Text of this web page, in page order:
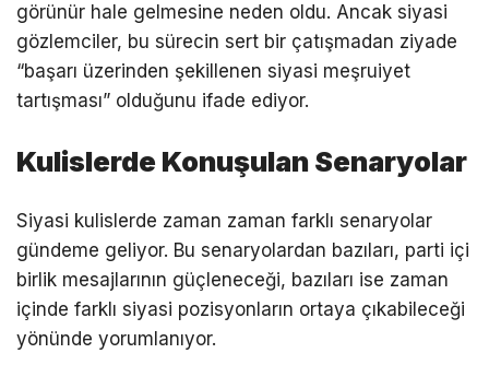
görünür hale gelmesine neden oldu. Ancak siyasi
gözlemciler, bu sürecin sert bir çatışmadan ziyade
“başarı üzerinden şekillenen siyasi meşruiyet
tartışması” olduğunu ifade ediyor.
Kulislerde Konuşulan Senaryolar
Siyasi kulislerde zaman zaman farklı senaryolar
gündeme geliyor. Bu senaryolardan bazıları, parti içi
birlik mesajlarının güçleneceği, bazıları ise zaman
içinde farklı siyasi pozisyonların ortaya çıkabileceği
yönünde yorumlanıyor.